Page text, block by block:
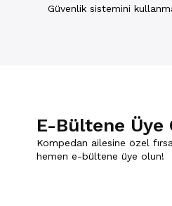
Güvenlik sistemini
E-Bültene Üye
Kompedan ailesine özel
hemen e-bültene üye olun!